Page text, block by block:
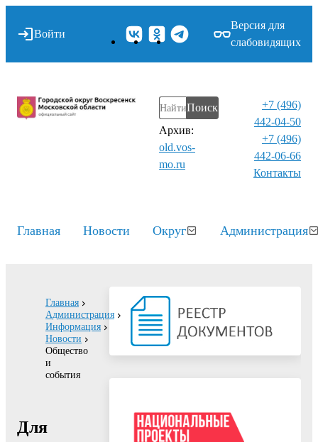
Войти
Версия для
слабовидящих
Поиск
Архив:
old.vos-
mo.ru
+7 (496)
442-04-50
+7 (496)
442-06-66
Контакты⁠
Главная Новости Округ Администрация
Главная
Администрация
Информация
Новости
Общество
и
события
Для